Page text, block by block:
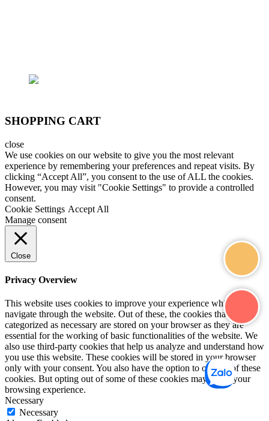
SHOPPING CART
close
We use cookies on our website to give you the most relevant
experience by remembering your preferences and repeat visits. By
clicking “Accept All”, you consent to the use of ALL the cookies.
However, you may visit "Cookie Settings" to provide a controlled
consent.
Cookie Settings Accept All
Manage consent
Close
Privacy Overview
This website uses cookies to improve your experience while you
navigate through the website. Out of these, the cookies that are
categorized as necessary are stored on your browser as they are
essential for the working of basic functionalities of the website. We
also use third-party cookies that help us analyze and understand how
you use this website. These cookies will be stored in your browser
only with your consent. You also have the option to opt-out of these
cookies. But opting out of some of these cookies may affect your
browsing experience.
Necessary
Necessary